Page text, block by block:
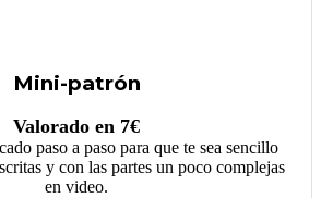
Mini-patrón
Valorado en 7€
paso a paso para que te sea sencillo
y con las partes un poco complejas
en video.